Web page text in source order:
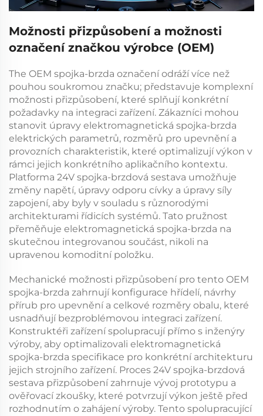
Možnosti přizpůsobení a možnosti
označení značkou výrobce (OEM)
The OEM spojka-brzda označení odráží více než
pouhou soukromou značku; představuje komplexní
možnosti přizpůsobení, které splňují konkrétní
požadavky na integraci zařízení. Zákazníci mohou
stanovit úpravy elektromagnetická spojka-brzda
elektrických parametrů, rozměrů pro upevnění a
provozních charakteristik, které optimalizují výkon v
rámci jejich konkrétního aplikačního kontextu.
Platforma 24V spojka-brzdová sestava umožňuje
změny napětí, úpravy odporu cívky a úpravy síly
zapojení, aby byly v souladu s různorodými
architekturami řídicích systémů. Tato pružnost
přeměňuje elektromagnetická spojka-brzda na
skutečnou integrovanou součást, nikoli na
upravenou komoditní položku.
Mechanické možnosti přizpůsobení pro tento OEM
spojka-brzda zahrnují konfigurace hřídelí, návrhy
přírub pro upevnění a celkové rozměry obalu, které
usnadňují bezproblémovou integraci zařízení.
Konstruktéři zařízení spolupracují přímo s inženýry
výroby, aby optimalizovali elektromagnetická
spojka-brzda specifikace pro konkrétní architekturu
jejich strojního zařízení. Proces 24V spojka-brzdová
sestava přizpůsobení zahrnuje vývoj prototypu a
ověřovací zkoušky, které potvrzují výkon ještě před
rozhodnutím o zahájení výroby. Tento spolupracující